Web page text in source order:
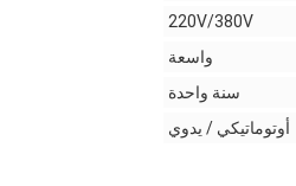
220V/380V
واسعة
سنة واحدة
أوتوماتيكي / يدوي